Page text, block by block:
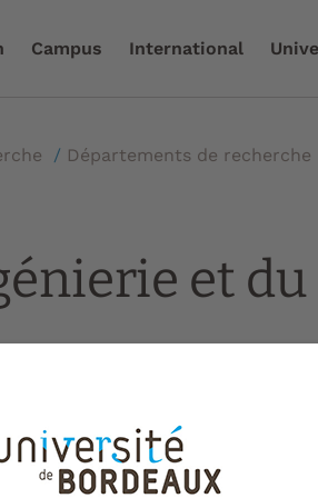
Campus International
/ Départements de recherche
et
et du
des